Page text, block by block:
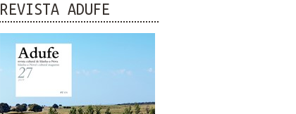
REVISTA ADUFE